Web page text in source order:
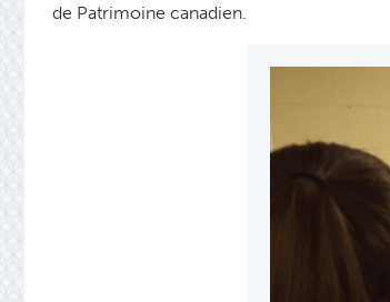
de Patrimoine canadien.